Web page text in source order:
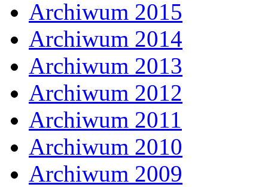
Archiwum 2015
Archiwum 2014
Archiwum 2013
Archiwum 2012
Archiwum 2011
Archiwum 2010
Archiwum 2009